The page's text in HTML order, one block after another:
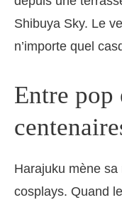
Shibuya Sky. Le
n’importe quel
Entre pop
Harajuku mène
cosplays. Quand